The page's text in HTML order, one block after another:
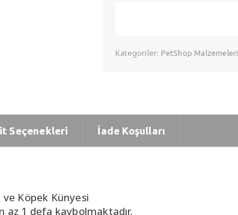
Kategoriler: PetShop Malzemeleri
Seçenekleri İade Koşulları
Köpek Künyesi
az 1 defa kaybolmaktadır.